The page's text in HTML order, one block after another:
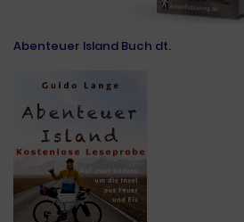
Abenteuer Island Buch dt.